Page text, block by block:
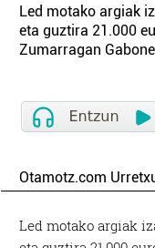
Led motako argiak
eta guztira 21.000
Zumarragan
Otamotz.com
Led motako argiak